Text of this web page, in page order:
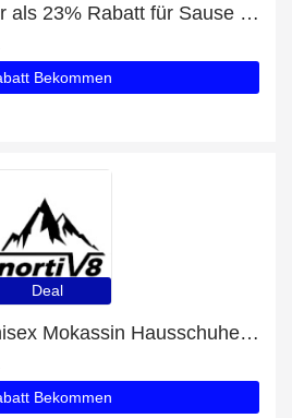
Genießen Sie mehr als 23% Rabatt für Sause Starter-Set Flüssigseife Duftmischung 2400ml mit 1x Spender
Bekommen
Deal
15% Rabatt auf Unisex Mokassin Hausschuhe für draußen Damen und Herren
Bekommen